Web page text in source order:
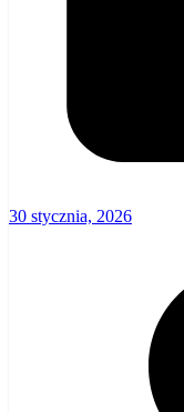
30 stycznia, 2026